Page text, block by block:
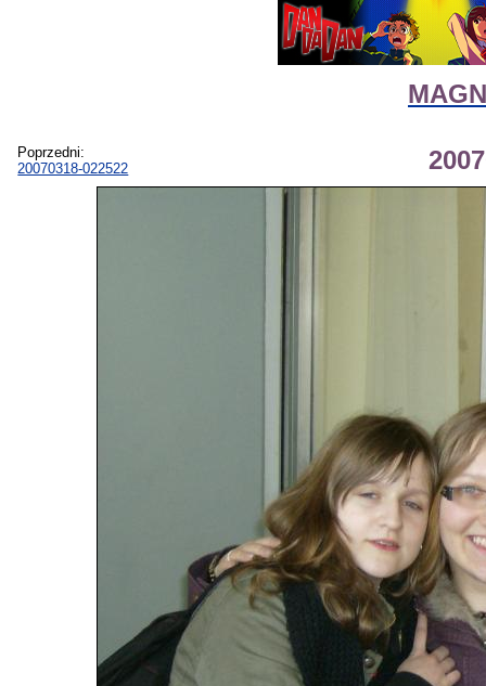
Poprzedni:
20070318-022522